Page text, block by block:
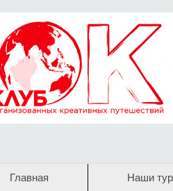
Главная Наши